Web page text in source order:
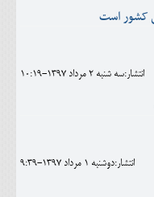
کشور است
انتشار:سه شنبه 2 مرداد 1397-10:19
انتشار:دوشنبه 1 مرداد 1397-9:39